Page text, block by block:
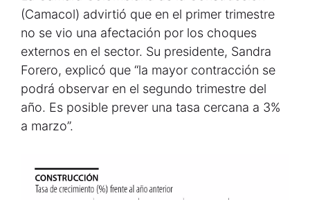
(Camacol) advirtió que en el primer trimestre
no se vio una afectación por los choques
externos en el sector. Su presidente, Sandra
Forero, explicó que “la mayor contracción se
podrá observar en el segundo trimestre del
año. Es posible prever una tasa cercana a 3%
a marzo”.